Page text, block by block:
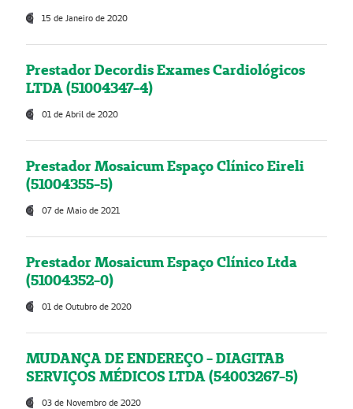
15 de Janeiro de 2020
Prestador Decordis Exames Cardiológicos
LTDA (51004347-4)
01 de Abril de 2020
Prestador Mosaicum Espaço Clínico Eireli
(51004355-5)
07 de Maio de 2021
Prestador Mosaicum Espaço Clínico Ltda
(51004352-0)
01 de Outubro de 2020
MUDANÇA DE ENDEREÇO - DIAGITAB
SERVIÇOS MÉDICOS LTDA (54003267-5)
03 de Novembro de 2020